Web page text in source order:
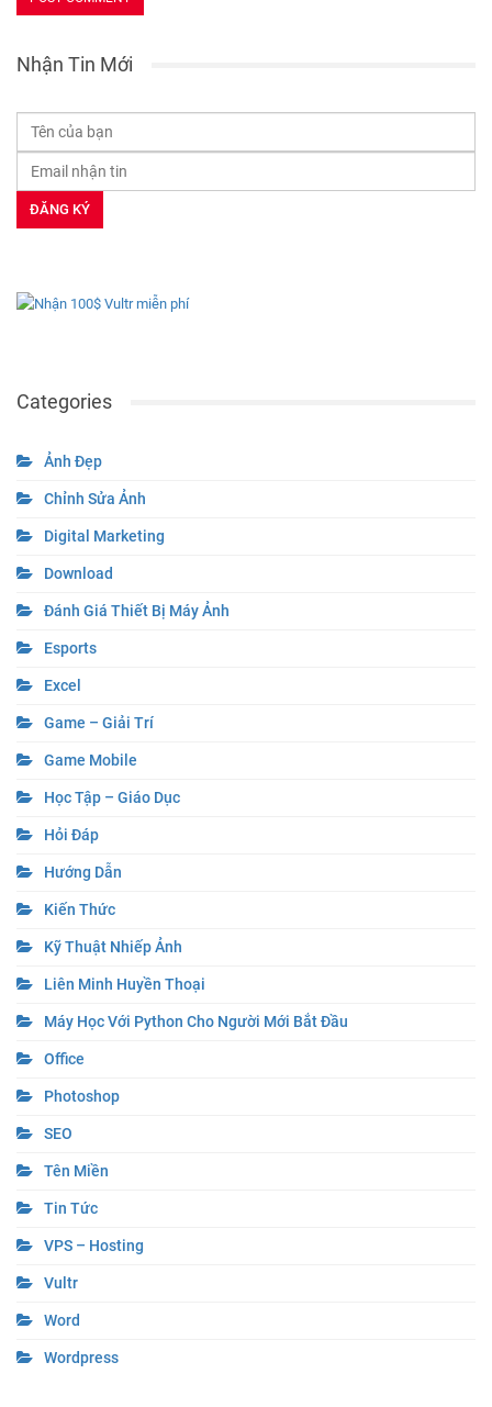
Nhận Tin Mới
Categories
Ảnh Đẹp
Chỉnh Sửa Ảnh
Digital Marketing
Download
Đánh Giá Thiết Bị Máy Ảnh
Esports
Excel
Game – Giải Trí
Game Mobile
Học Tập – Giáo Dục
Hỏi Đáp
Hướng Dẫn
Kiến Thức
Kỹ Thuật Nhiếp Ảnh
Liên Minh Huyền Thoại
Máy Học Với Python Cho Người Mới Bắt Đầu
Office
Photoshop
SEO
Tên Miền
Tin Tức
VPS – Hosting
Vultr
Word
Wordpress